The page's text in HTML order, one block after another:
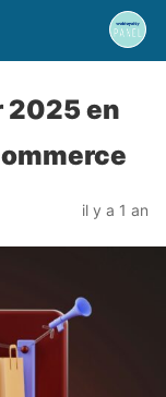
2025 en
il y a 1 an